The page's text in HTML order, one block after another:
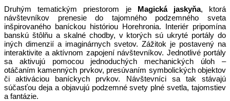
Druhým tematickým priestorom je Magická jaskyňa, ktorá
návštevníkov prenesie do tajomného podzemného sveta
inšpirovaného baníckou históriou Horehronia. Interiér pripomína
banskú štôlňu a skalné chodby, v ktorých sú ukryté portály do
iných dimenzií a imaginárnych svetov. Zážitok je postavený na
interaktivite a aktívnom zapojení návštevníkov. Jednotlivé portály
sa aktivujú pomocou jednoduchých mechanických úloh –
otáčaním kamenných prvkov, presúvaním symbolických objektov
či aktiváciou baníckych prvkov. Návštevníci sa tak stávajú
súčasťou deja a objavujú podzemné svety plné svetla, tajomstiev
a fantázie.